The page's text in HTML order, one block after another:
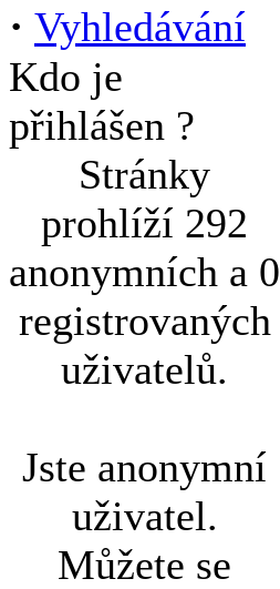
· Vyhledávání
Kdo je
přihlášen ?
Stránky
prohlíží 292
anonymních a 0
registrovaných
uživatelů.
Jste anonymní
uživatel.
Můžete se